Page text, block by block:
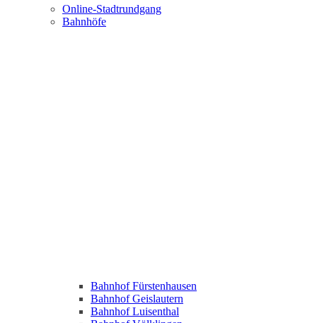
Online-Stadtrundgang
Bahnhöfe
Bahnhof Fürstenhausen
Bahnhof Geislautern
Bahnhof Luisenthal